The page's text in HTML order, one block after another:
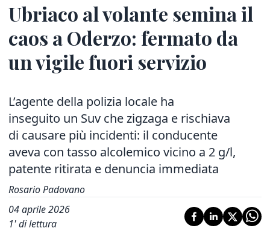
Ubriaco al volante semina il
caos a Oderzo: fermato da
un vigile fuori servizio
L’agente della polizia locale ha
inseguito un Suv che zigzaga e rischiava
di causare più incidenti: il conducente
aveva con tasso alcolemico vicino a 2 g/l,
patente ritirata e denuncia immediata
Rosario Padovano
04 aprile 2026
1' di lettura